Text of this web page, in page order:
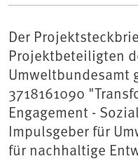
Der
Projektbeteiligten
Umweltbundesamt
3718161090
Engagement -
Impulsgeber für
für nachhaltige